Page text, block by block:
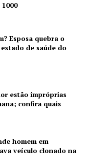
Esposa quebra o
de saúde do
estão impróprias
confira quais
homem em
veículo clonado na